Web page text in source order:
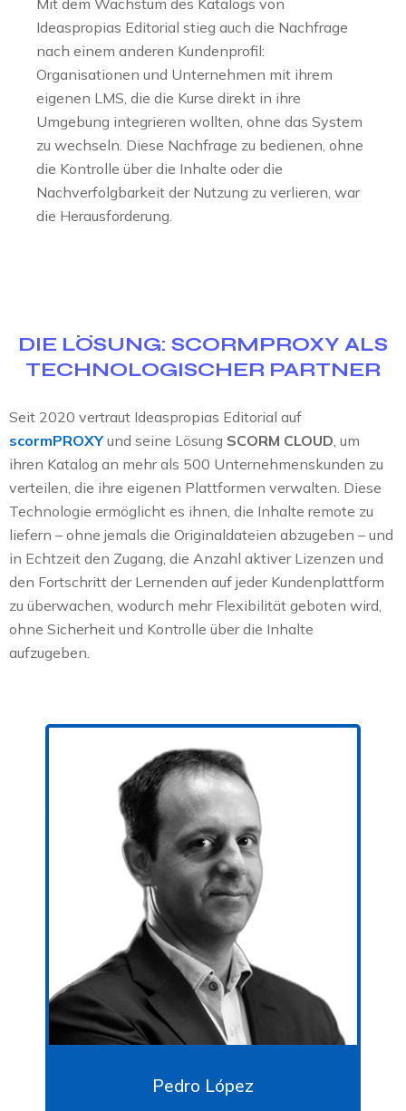
Ideaspropias Editorial stieg auch die Nachfrage
nach einem anderen Kundenprofil:
Organisationen und Unternehmen mit ihrem
eigenen LMS, die die Kurse direkt in ihre
Umgebung integrieren wollten, ohne das System
zu wechseln. Diese Nachfrage zu bedienen, ohne
die Kontrolle über die Inhalte oder die
Nachverfolgbarkeit der Nutzung zu verlieren, war
die Herausforderung.
DIE LÖSUNG: SCORMPROXY ALS
TECHNOLOGISCHER PARTNER
Seit 2020 vertraut Ideaspropias Editorial auf
scormPROXYund seine Lösung SCORM CLOUD, um
ihren Katalog an mehr als 500 Unternehmenskunden zu
verteilen, die ihre eigenen Plattformen verwalten. Diese
Technologie ermöglicht es ihnen, die Inhalte remote zu
liefern – ohne jemals die Originaldateien abzugeben – und
in Echtzeit den Zugang, die Anzahl aktiver Lizenzen und
den Fortschritt der Lernenden auf jeder Kundenplattform
zu überwachen, wodurch mehr Flexibilität geboten wird,
ohne Sicherheit und Kontrolle über die Inhalte
aufzugeben.
Pedro López